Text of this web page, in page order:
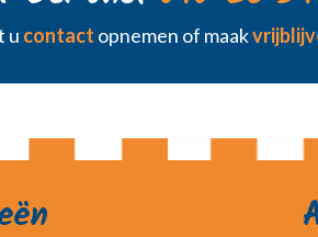
u contact opnemen of maak